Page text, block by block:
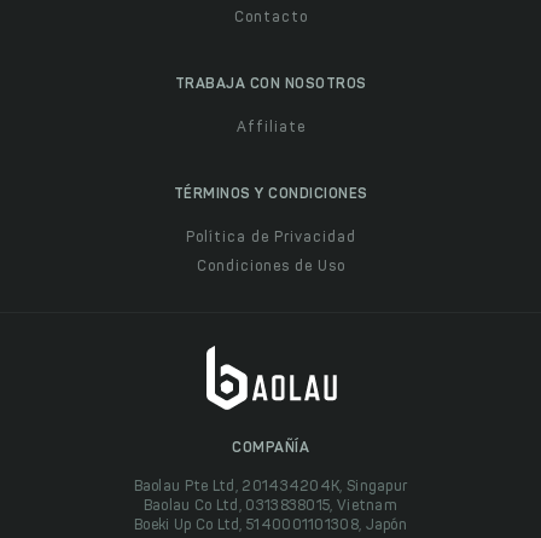
Contacto
TRABAJA CON NOSOTROS
Affiliate
TÉRMINOS Y CONDICIONES
Política de Privacidad
Condiciones de Uso
COMPAÑÍA
Baolau Pte Ltd, 201434204K, Singapur
Baolau Co Ltd, 0313838015, Vietnam
Boeki Up Co Ltd, 5140001101308, Japón